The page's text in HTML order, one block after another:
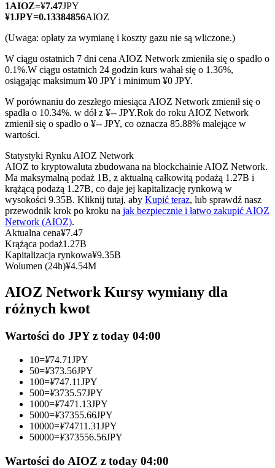
Kontrakty terminowe na USDC
Kontrakty futures wykorzystujące USDC jako zabezpieczenie
Kopiowanie Transakcji
Zostań traderem kopiującym
Ciesz się podziałem zysków i prowizjami z kopiowania
transakcji
1AIOZ=¥7.47JPY
¥1JPY=0.13384856AIOZ
(Uwaga: opłaty za wymianę i koszty gazu nie są wliczone.)
W ciągu ostatnich 7 dni cena AIOZ Network zmieniła się o spadło o
0.1%.W ciągu ostatnich 24 godzin kurs wahał się o 1.36%,
osiągając maksimum ¥0 JPY i minimum ¥0 JPY.
W porównaniu do zeszłego miesiąca AIOZ Network zmienił się o
spadła o 10.34%. w dół z ¥-- JPY.Rok do roku AIOZ Network
zmienił się o spadło o ¥-- JPY, co oznacza 85.88% malejące w
wartości.
Statystyki Rynku AIOZ Network
AIOZ to kryptowaluta zbudowana na blockchainie AIOZ Network.
Ma maksymalną podaż 1B, z aktualną całkowitą podażą 1.27B i
krążącą podażą 1.27B, co daje jej kapitalizację rynkową w
wysokości 9.35B. Kliknij tutaj, aby Kupić teraz, lub sprawdź nasz
przewodnik krok po kroku na jak bezpiecznie i łatwo zakupić AIOZ
Network (AIOZ).
Aktualna cena¥7.47
Krążąca podaż1.27B
Kapitalizacja rynkowa¥9.35B
Wolumen (24h)¥4.54M
AIOZ Network Kursy wymiany dla
różnych kwot
Wartości do JPY z today 04:00
10=¥74.71JPY
50=¥373.56JPY
100=¥747.11JPY
500=¥3735.57JPY
1000=¥7471.13JPY
5000=¥37355.66JPY
10000=¥74711.31JPY
50000=¥373556.56JPY
Wartości do AIOZ z today 04:00